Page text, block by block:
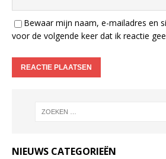
Bewaar mijn naam, e-mailadres en
voor de volgende keer dat ik reactie
NIEUWS CATEGORIEËN